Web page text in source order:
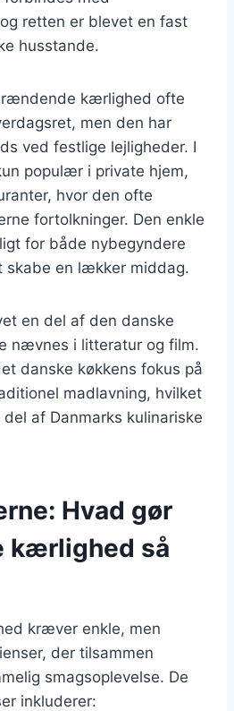
retten er blevet en fast
husstande.
kærlighed ofte
men den har
ved festlige lejligheder. I
populær i private hjem,
hvor den ofte
fortolkninger. Den enkle
for både nybegyndere
skabe en lækker middag.
en del af den danske
nævnes i litteratur og film.
danske køkkens fokus på
madlavning, hvilket
af Danmarks kulinariske
Hvad gør
kærlighed så
kræver enkle, men
der tilsammen
smagsoplevelse. De
inkluderer: